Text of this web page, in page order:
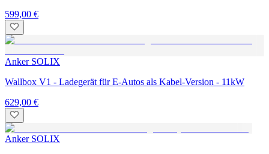
599,00 €
Anker SOLIX
Wallbox V1 - Ladegerät für E-Autos als Kabel-Version - 11kW
629,00 €
Anker SOLIX